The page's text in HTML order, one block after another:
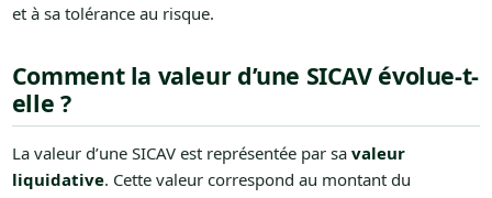
et à sa tolérance au risque.
Comment la valeur d’une SICAV évolue-t-
elle ?
La valeur d’une SICAV est représentée par sa valeur
liquidative. Cette valeur correspond au montant du